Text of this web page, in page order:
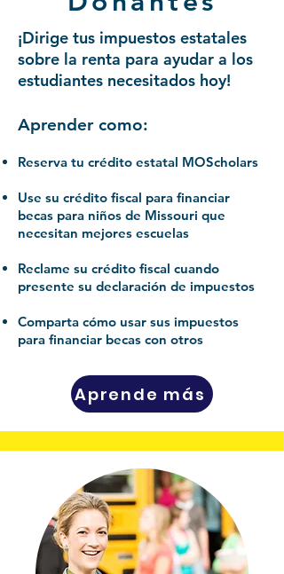
¡Dirige tus impuestos estatales
sobre la renta para ayudar a los
estudiantes necesitados hoy!
Aprender como:
Reserva tu crédito estatal MOScholars
Use su crédito fiscal para financiar
becas para niños de Missouri que
necesitan mejores escuelas
Reclame su crédito fiscal cuando
presente su declaración de impuestos
Comparta cómo usar sus impuestos
para financiar becas con otros
Aprende más